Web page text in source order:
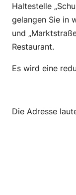
Haltestelle
gelangen Sie in
und
Restaurant.
Es wird eine
Die Adresse